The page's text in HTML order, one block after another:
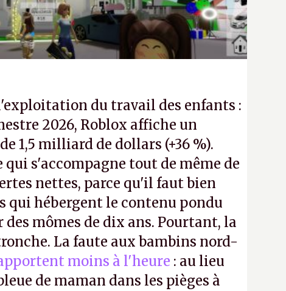
du travail des enfants :
2026, Roblox affiche un
1,5 milliard de dollars (+36 %).
s'accompagne tout de même de
nettes, parce qu'il faut bien
qui hébergent le contenu pondu
mômes de dix ans. Pourtant, la
La faute aux bambins nord-
moins à l'heure : au lieu
de maman dans les pièges à